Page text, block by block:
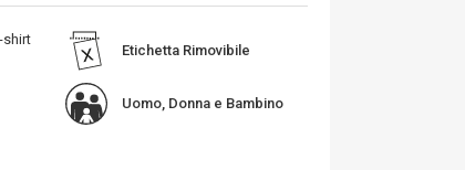
shirt
Etichetta Rimovibile
Uomo, Donna e Bambino